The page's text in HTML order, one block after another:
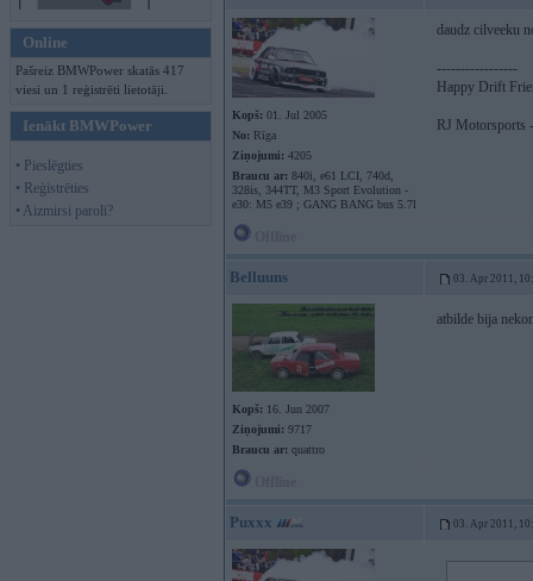
Online
Pašreiz BMWPower skatās 417
viesi un 1 reģistrēti lietotāji.
Ienākt BMWPower
• Pieslēgties
• Reģistrēties
• Aizmirsi paroli?
Kopš: 01. Jul 2005
No: Rīga
Ziņojumi: 4205
Braucu ar: 840i, e61 LCI, 740d,
328is, 344TT, M3 Sport Evolution -
e30: M5 e39 ; GANG BANG bus 5.7l
daudz cilveeku
-----------------
Happy Drift
RJ Motorsports
Belluuns 03. Apr 2011,
Kopš: 16. Jun 2007
Ziņojumi: 9717
Braucu ar: quattro
atbilde bija
Puxxx 03. Apr 2011,